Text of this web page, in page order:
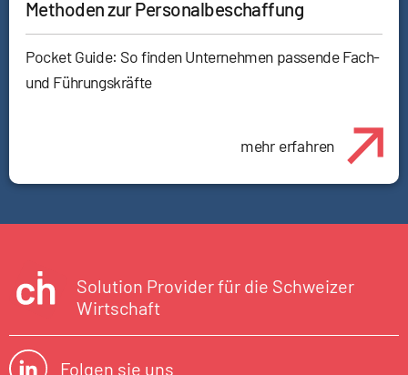
Methoden zur Personalbeschaffung
Pocket Guide: So finden Unternehmen passende Fach-
und Führungskräfte
mehr erfahren
Solution Provider für die Schweizer
Wirtschaft
Folgen sie uns